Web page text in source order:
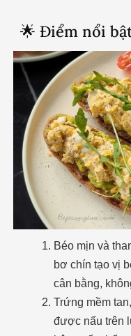
🌟 Điểm nổi
Béo mịn và
bơ chín tạo vị
cân bằng,
Trứng mềm
được nấu trên